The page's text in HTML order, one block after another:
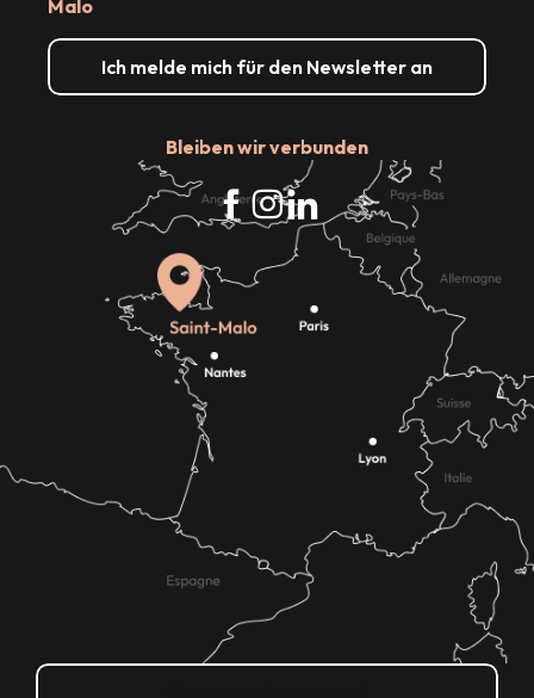
Malo
Ich melde mich für den Newsletter an
Bleiben wir verbunden